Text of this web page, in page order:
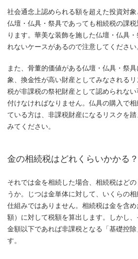
社会通念上認められる額を超えた投資対象
仏壇・仏具・祭具であっても相続税の課
ります。華美な装飾を施した仏壇・仏具
れないケースがあるので注意してください
また、骨董的価値がある仏壇・仏具・祭
象、換金性が高い財産としてみなされる
税が非課税の祭祀財産として認められな
付けなければなりません。仏具の購入で
ている方は、非課税財産になるリスクを
みてください。
金の相続税はどれくらいかかる？
それでは金を相続した場合、相続税はど
うか。じつは金単体に対して、いくらの
仕組みではありません。相続税は金を含
額）に対して税額を算出します。しかし
金額以下であれば非課税となる「基礎控
す。